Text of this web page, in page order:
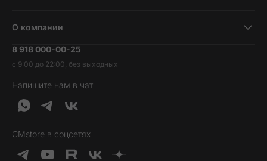
Наушники и колонки
Гаджеты
Услуги и софт
Идеи подарков
Трейд-ин
Гарантия и возврат
Доставка и оплата
Кредит и рассрочка
О компании
Вакансии
Контакты
Обратная связь
О нас
8 918 000-00-25
с 9:00 до 22:00, без выходных
Напишите нам в чат
CMstore в соцсетях